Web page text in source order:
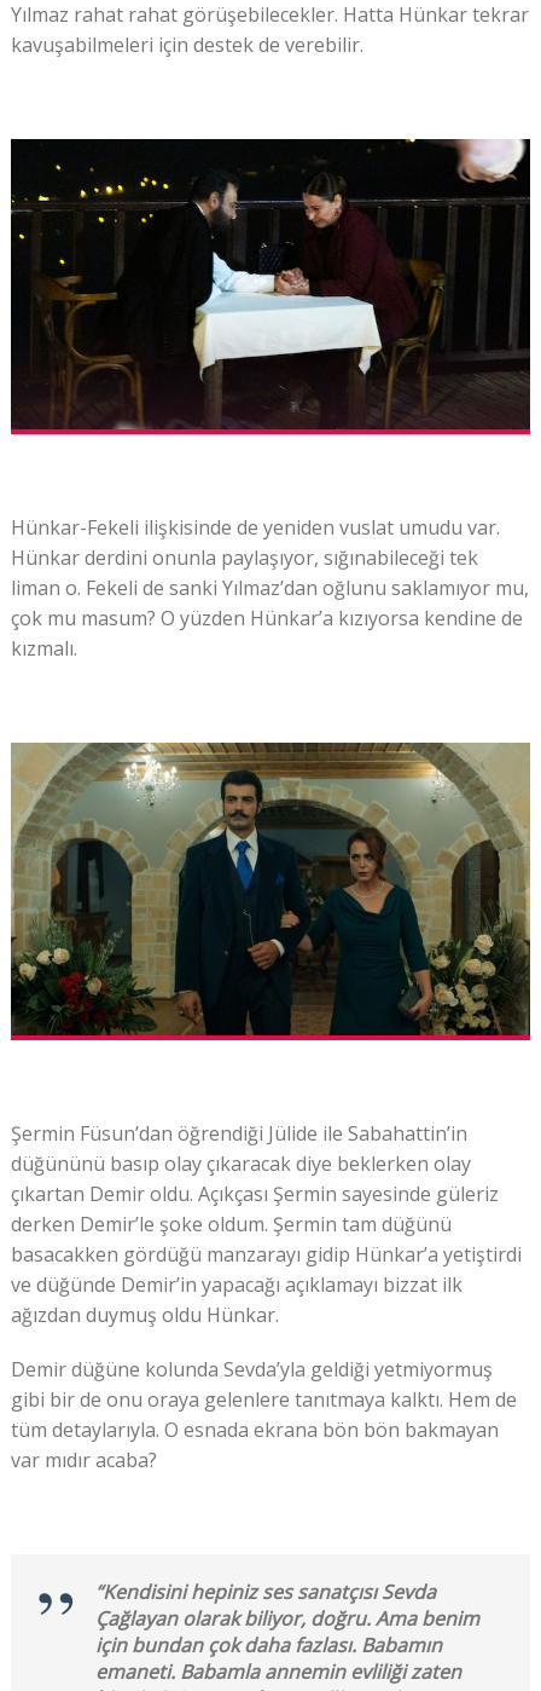
Yılmaz rahat rahat görüşebilecekler. Hatta Hünkar tekrar
kavuşabilmeleri için destek de verebilir.
Hünkar-Fekeli ilişkisinde de yeniden vuslat umudu var.
Hünkar derdini onunla paylaşıyor, sığınabileceği tek
liman o. Fekeli de sanki Yılmaz’dan oğlunu saklamıyor mu,
çok mu masum? O yüzden Hünkar’a kızıyorsa kendine de
kızmalı.
Şermin Füsun’dan öğrendiği Jülide ile Sabahattin’in
düğününü basıp olay çıkaracak diye beklerken olay
çıkartan Demir oldu. Açıkçası Şermin sayesinde güleriz
derken Demir’le şoke oldum. Şermin tam düğünü
basacakken gördüğü manzarayı gidip Hünkar’a yetiştirdi
ve düğünde Demir’in yapacağı açıklamayı bizzat ilk
ağızdan duymuş oldu Hünkar.
Demir düğüne kolunda Sevda’yla geldiği yetmiyormuş
gibi bir de onu oraya gelenlere tanıtmaya kalktı. Hem de
tüm detaylarıyla. O esnada ekrana bön bön bakmayan
var mıdır acaba?
“Kendisini hepiniz ses sanatçısı Sevda
Çağlayan olarak biliyor, doğru. Ama benim
için bundan çok daha fazlası. Babamın
emaneti. Babamla annemin evliliği zaten